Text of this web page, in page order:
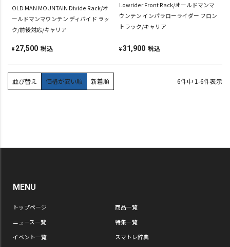
OLD MAN MOUNTAIN Divide Rack/オ
ールドマンマウンテン ディバイド ラッ
ク/前後対応/キャリア
¥ 27,500 税込
Lowrider Front Rack/オールドマンマ
ウンテン インパラローライダー フロン
トラック/キャリア
¥31,900 税込
並び替え 価格が安い順 新着順 6件中 1-6件表示
MENU
トップページ
商品一覧
ニュース一覧
特集一覧
イベント一覧
スマトレ辞典